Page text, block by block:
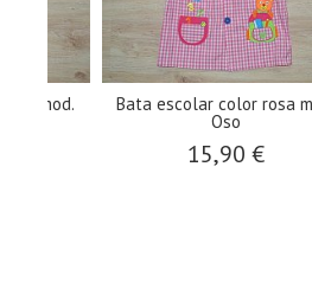
Bata escolar color rosa mod.
15,90 €